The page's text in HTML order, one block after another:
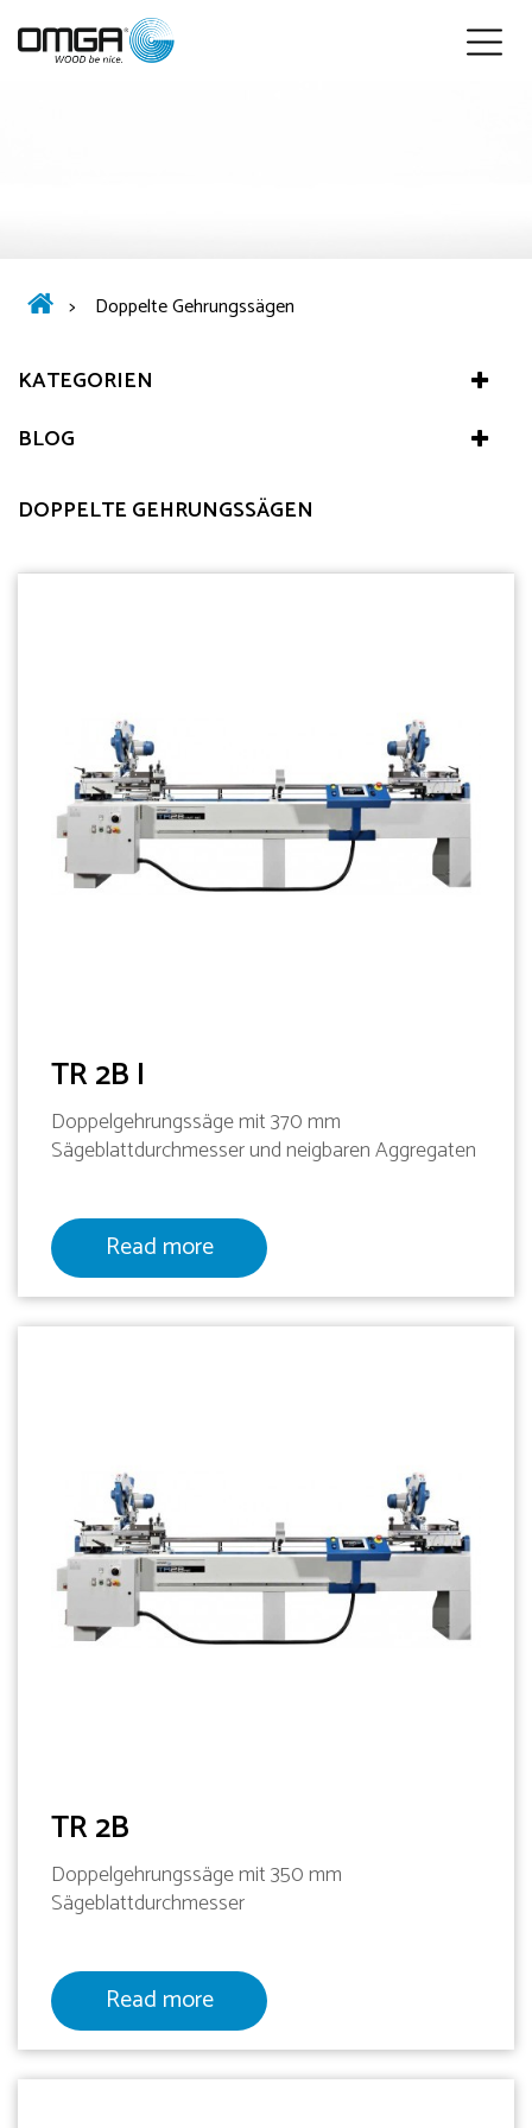
> Doppelte Gehrungssägen
KATEGORIEN
BLOG
DOPPELTE GEHRUNGSSÄGEN
TR 2B I
Doppelgehrungssäge mit 370 mm
Sägeblattdurchmesser und neigbaren Aggregaten
Read more
TR 2B
Doppelgehrungssäge mit 350 mm
Sägeblattdurchmesser
Read more